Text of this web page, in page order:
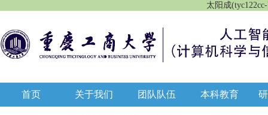
太阳成
首页 关于我们 团队队伍 本科教育